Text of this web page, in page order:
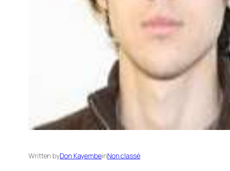
Written byDon KayembeinNon classé